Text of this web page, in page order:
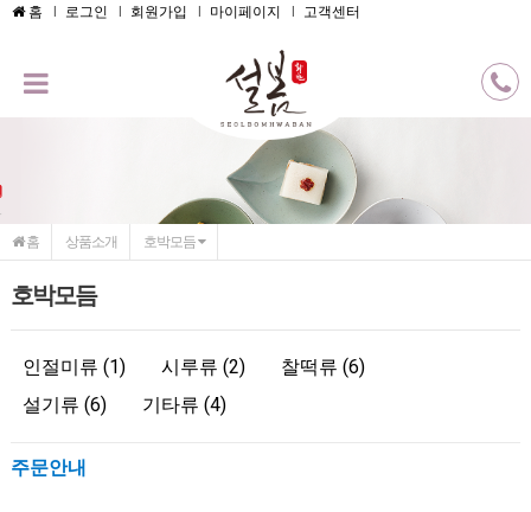
메인콘텐츠 바로가기
홈 로그인 회원가입 마이페이지 고객센터
홈 상품소개 호박모듬
호박모듬
인절미류 (1) 시루류 (2)
찰떡류 (6)
설기류 (6)
기타류 (4)
주문안내